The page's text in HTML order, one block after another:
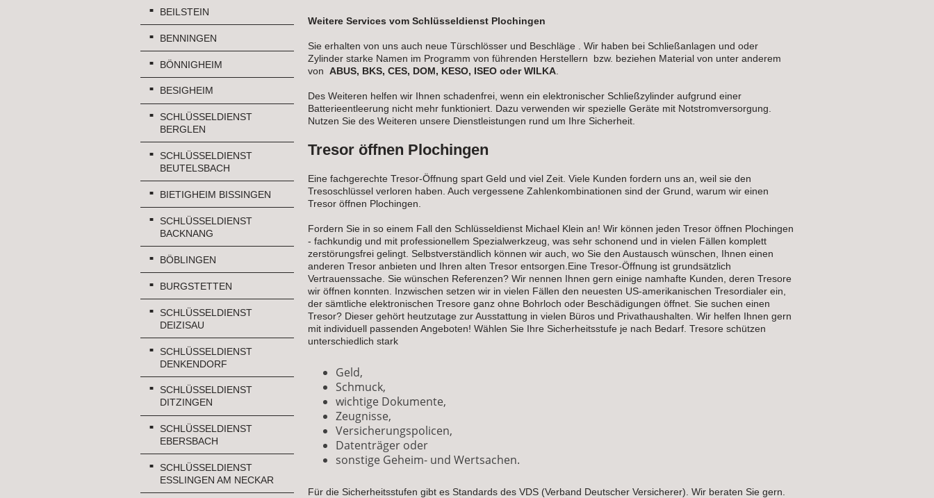
BEILSTEIN
BENNINGEN
BÖNNIGHEIM
BESIGHEIM
SCHLÜSSELDIENST
BERGLEN
SCHLÜSSELDIENST
BEUTELSBACH
BIETIGHEIM BISSINGEN
SCHLÜSSELDIENST
BACKNANG
BÖBLINGEN
BURGSTETTEN
SCHLÜSSELDIENST
DEIZISAU
SCHLÜSSELDIENST
DENKENDORF
SCHLÜSSELDIENST
DITZINGEN
SCHLÜSSELDIENST
EBERSBACH
SCHLÜSSELDIENST
ESSLINGEN AM NECKAR
Weitere Services vom Schlüsseldienst Plochingen
Sie erhalten von uns auch neue Türschlösser und Beschläge . Wir haben bei Schließanlagen und oder
Zylinder starke Namen im Programm von führenden Herstellern bzw. beziehen Material von unter anderem
von ABUS, BKS, CES, DOM, KESO, ISEO oder WILKA.
Des Weiteren helfen wir Ihnen schadenfrei, wenn ein elektronischer Schließzylinder aufgrund einer
Batterieentleerung nicht mehr funktioniert. Dazu verwenden wir spezielle Geräte mit Notstromversorgung.
Nutzen Sie des Weiteren unsere Dienstleistungen rund um Ihre Sicherheit.
Tresor öffnen Plochingen
Eine fachgerechte Tresor-Öffnung spart Geld und viel Zeit. Viele Kunden fordern uns an, weil sie den
Tresoschlüssel verloren haben. Auch vergessene Zahlenkombinationen sind der Grund, warum wir einen
Tresor öffnen Plochingen.
Fordern Sie in so einem Fall den Schlüsseldienst Michael Klein an! Wir können jeden Tresor öffnen Plochingen
- fachkundig und mit professionellem Spezialwerkzeug, was sehr schonend und in vielen Fällen komplett
zerstörungsfrei gelingt. Selbstverständlich können wir auch, wo Sie den Austausch wünschen, Ihnen einen
anderen Tresor anbieten und Ihren alten Tresor entsorgen.Eine Tresor-Öffnung ist grundsätzlich
Vertrauenssache. Sie wünschen Referenzen? Wir nennen Ihnen gern einige namhafte Kunden, deren Tresore
wir öffnen konnten. Inzwischen setzen wir in vielen Fällen den neuesten US-amerikanischen Tresordialer ein,
der sämtliche elektronischen Tresore ganz ohne Bohrloch oder Beschädigungen öffnet. Sie suchen einen
Tresor? Dieser gehört heutzutage zur Ausstattung in vielen Büros und Privathaushalten. Wir helfen Ihnen gern
mit individuell passenden Angeboten! Wählen Sie Ihre Sicherheitsstufe je nach Bedarf. Tresore schützen
unterschiedlich stark
Geld,
Schmuck,
wichtige Dokumente,
Zeugnisse,
Versicherungspolicen,
Datenträger oder
sonstige Geheim- und Wertsachen.
Für die Sicherheitsstufen gibt es Standards des VDS (Verband Deutscher Versicherer). Wir beraten Sie gern.